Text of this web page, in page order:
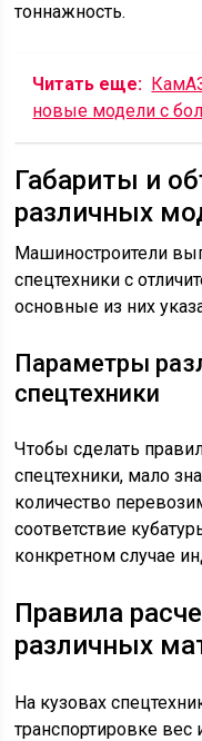
тоннажность.
Читать еще:
новые модели с
Габариты и
различных
Машиностроители
спецтехники с
основные из них
Параметры
спецтехники
Чтобы сделать
спецтехники, мало
количество
соответствие
конкретном случае
Правила
различных
На кузовах
транспортировке